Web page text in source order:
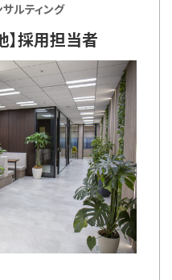
税理士のサポート業務全般。
や決算補助から、2年目以降は
相談にも挑戦できます。
底的に身につけたい」「将来
い」そんな方に最適な環境で
容】
力（MFクラウド、freee等使
の作成補助
申告・法人税・相続税対応補助
ュニケーション（電話／訪問／
対応・財務分析など経営支援
て）
（例）】
ルティング
】採用担当者